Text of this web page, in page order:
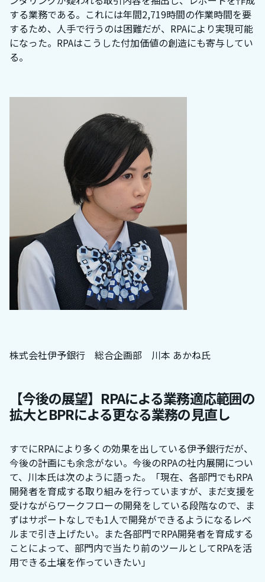
する業務である。これには年間2,719時間の作業時間を要
するため、人手で行うのは困難だが、RPAにより実現可能
になった。RPAはこうした付加価値の創造にも寄与してい
る。
株式会社伊予銀行 総合企画部 川本 あかね氏
【今後の展望】RPAによる業務適応範囲の
拡大とBPRによる更なる業務の見直し
すでにRPAにより多くの効果を出している伊予銀行だが、
今後の計画にも余念がない。今後のRPAの社内展開につい
て、川本氏は次のように語った。「現在、各部門でもRPA
開発者を育成する取り組みを行っていますが、まだ支援を
受けながらワークフローの開発をしている段階なので、ま
ずはサポートなしでも1人で開発ができるようになるレベ
ルまで引き上げたい。また各部門でRPA開発者を育成する
ことによって、部門内で当たり前のツールとしてRPAを活
用できる土壌を作っていきたい」